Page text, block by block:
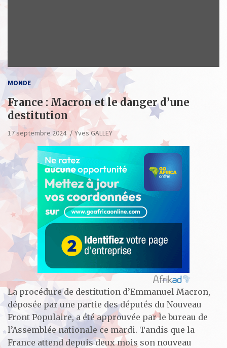
MONDE
France : Macron et le danger d’une
destitution
17 septembre 2024 Yves GALLEY
La procédure de destitution d’Emmanuel Macron,
déposée par une partie des députés du Nouveau
Front Populaire, a été approuvée par le bureau de
l’Assemblée nationale ce mardi. Tandis que la
France attend depuis deux mois son nouveau